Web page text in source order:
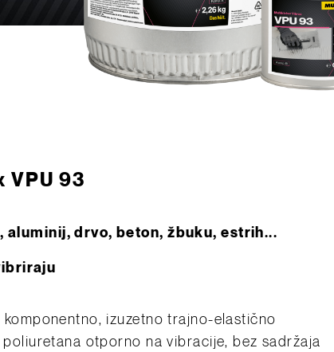
VPU 93
aluminij, drvo, beton, žbuku, estrih...
izuzetno trajno-elastično
otporno na vibracije, bez sadržaja